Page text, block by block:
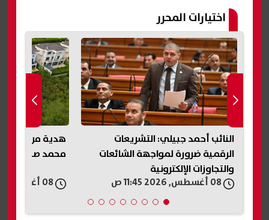
اختيارات المحرر
النائب أحمد جبيلي: التشريعات
الرقمية ضرورة لمواجهة الشائعات
والتجاوزات الإلكترونية
هدية من رجل
محمد صلاح في